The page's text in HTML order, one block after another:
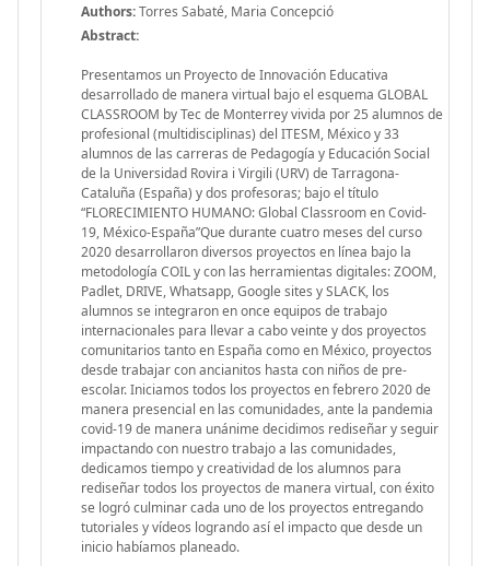
Authors:Torres Sabaté, Maria Concepció
Abstract:
Presentamos un Proyecto de Innovación Educativa
desarrollado de manera virtual bajo el esquema GLOBAL
CLASSROOM by Tec de Monterrey vivida por 25 alumnos de
profesional (multidisciplinas) del ITESM, México y 33
alumnos de las carreras de Pedagogía y Educación Social
de la Universidad Rovira i Virgili (URV) de Tarragona-
Cataluña (España) y dos profesoras; bajo el título
“FLORECIMIENTO HUMANO: Global Classroom en Covid-
19, México-España”Que durante cuatro meses del curso
2020 desarrollaron diversos proyectos en línea bajo la
metodología COIL y con las herramientas digitales: ZOOM,
Padlet, DRIVE, Whatsapp, Google sites y SLACK, los
alumnos se integraron en once equipos de trabajo
internacionales para llevar a cabo veinte y dos proyectos
comunitarios tanto en España como en México, proyectos
desde trabajar con ancianitos hasta con niños de pre-
escolar. Iniciamos todos los proyectos en febrero 2020 de
manera presencial en las comunidades, ante la pandemia
covid-19 de manera unánime decidimos rediseñar y seguir
impactando con nuestro trabajo a las comunidades,
dedicamos tiempo y creatividad de los alumnos para
rediseñar todos los proyectos de manera virtual, con éxito
se logró culminar cada uno de los proyectos entregando
tutoriales y vídeos logrando así el impacto que desde un
inicio habíamos planeado.